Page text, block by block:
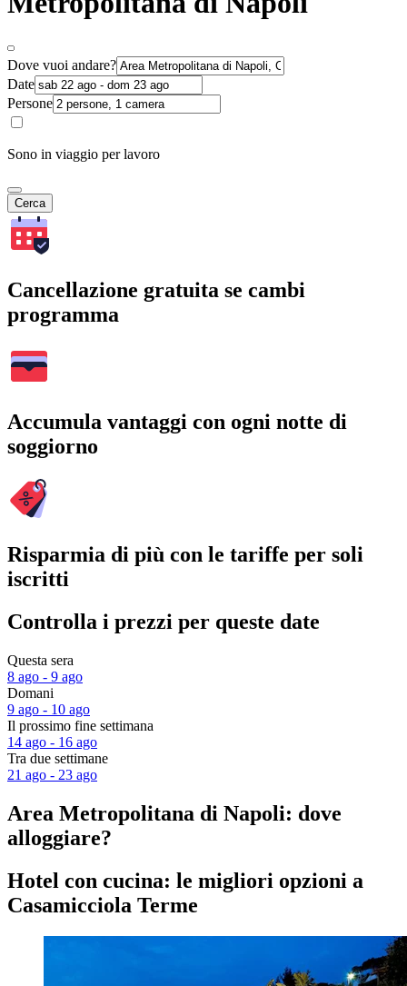
Dove vuoi andare?
Date
Persone
Sono in viaggio per lavoro
Cerca
Cancellazione gratuita se cambi
programma
Accumula vantaggi con ogni notte di
soggiorno
Risparmia di più con le tariffe per soli
iscritti
Controlla i prezzi per queste date
Questa sera
8 ago - 9 ago
Domani
9 ago - 10 ago
Il prossimo fine settimana
14 ago - 16 ago
Tra due settimane
21 ago - 23 ago
Area Metropolitana di Napoli: dove
alloggiare?
Hotel con cucina: le migliori opzioni a
Casamicciola Terme